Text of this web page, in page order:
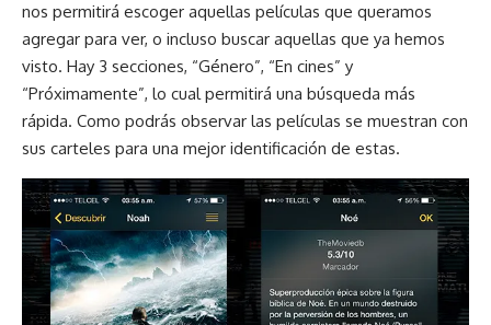
nos permitirá escoger aquellas películas que queramos
agregar para ver, o incluso buscar aquellas que ya hemos
visto. Hay 3 secciones, “Género”, “En cines” y
“Próximamente”, lo cual permitirá una búsqueda más
rápida. Como podrás observar las películas se muestran con
sus carteles para una mejor identificación de estas.